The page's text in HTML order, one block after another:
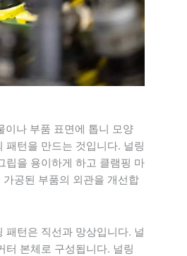
이나 부품 표면에 톱니 모양
패턴을 만드는 것입니다. 널링
립을 용이하게 하고 클램핑 마
공된 부품의 외관을 개선합
패턴은 직선과 망상입니다. 널
터 본체로 구성됩니다. 널링